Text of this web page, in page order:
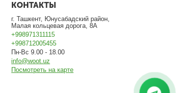
КОНТАКТЫ
г. Ташкент, Юнусабадский район,
Малая кольцевая дорога, 8А
+998971311115
+998712005455
Пн-Вс 9.00 - 18.00
info@woot.uz
Посмотреть на карте